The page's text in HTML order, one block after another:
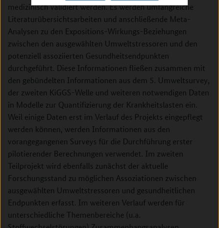
medizinisch validiert werden. Es werden umfangreiche
Literaturübersichtsarbeiten und anschließende Meta-
Analysen zu den Expositions-Wirkungs-Beziehungen
zwischen den ausgewählten Umweltstressoren und den
potenziell assoziierten Gesundheitsendpunkten
durchgeführt. Diese Informationen fließen zusammen mit
den gebündelten Informationen aus dem 5. Umweltsurvey,
der zweiten KiGGS-Welle und weiteren notwendigen Daten
in Modelle zur Quantifizierung der Krankheitslasten ein.
Weil einige Daten erst im Verlauf des Projekts eingepflegt
werden können, werden Informationen aus den
vorangegangenen Surveys für die Durchführung erster
pilotierender Berechnungen verwendet. Im zweiten
Teilprojekt wird ebenfalls zunächst der aktuelle
Forschungsstand zu möglichen Assoziationen zwischen
ausgewählten Umweltstressoren und gesundheitlichen
Endpunkten erfasst. Im weiteren Verlauf werden für
unterschiedliche Themenbereiche (u.a.